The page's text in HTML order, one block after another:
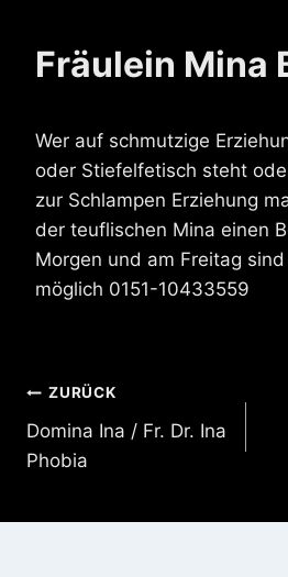
Fräulein Mina
Wer auf schmutzige
oder Stiefelfetisch steht
zur Schlampen Erziehung
der teuflischen Mina einen
Morgen und am Freitag
möglich 0151-10433559
ZURÜCK
Domina Ina / Fr. Dr. Ina
Phobia